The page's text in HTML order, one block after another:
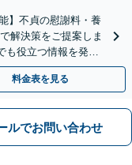
】不貞の慰謝料・養
解決策をご提案しま
も役立つ情報を発信
料金表を見る
ルでお問い合わせ